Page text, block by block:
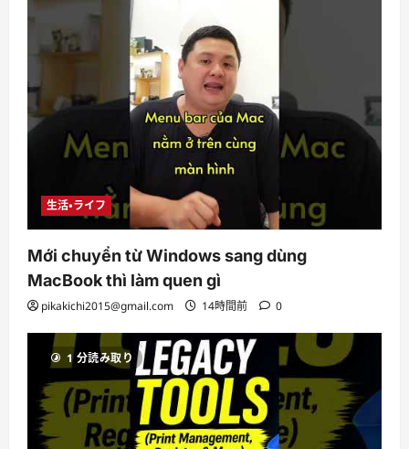
生活・ライフ
Mới chuyển từ Windows sang dùng
MacBook thì làm quen gì
pikakichi2015@gmail.com 14時間前 0
1 分読み取り